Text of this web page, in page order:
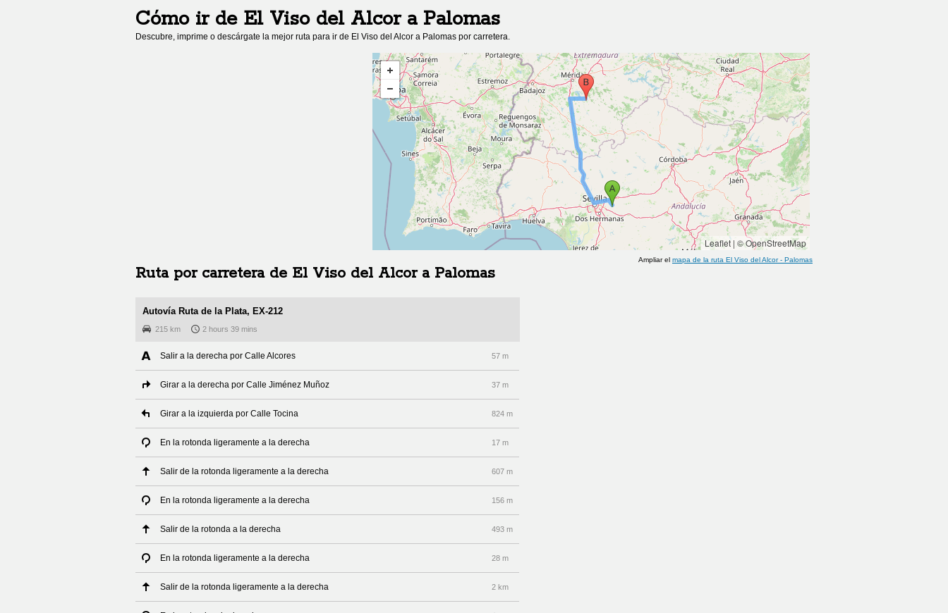
Cómo ir de El Viso del Alcora Palomas
Descubre, imprime o descárgate la mejor ruta para ir de El Viso del Alcor a Palomas por carretera.
Leaflet | © OpenStreetMap
Ampliar el mapa de la ruta El Viso del Alcor- Palomas
Ruta por carretera de El Viso del Alcora Palomas
Autovía Ruta de la Plata, EX-212
215 km 2 hours 39 mins
Salir a la derecha por Calle Alcores 57 m
Girar a la derecha por Calle Jiménez Muñoz 37 m
Girar a la izquierda por Calle Tocina 824 m
En la rotonda ligeramente a la derecha 17 m
Salir de la rotonda ligeramente a la derecha 607 m
En la rotonda ligeramente a la derecha 156 m
Salir de la rotonda a la derecha 493 m
En la rotonda ligeramente a la derecha 28 m
Salir de la rotonda ligeramente a la derecha 2 km